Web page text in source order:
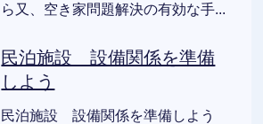
ら又、空き家問題解決の有効な手...
民泊施設 設備関係を準備
しよう
民泊施設 設備関係を準備しよう